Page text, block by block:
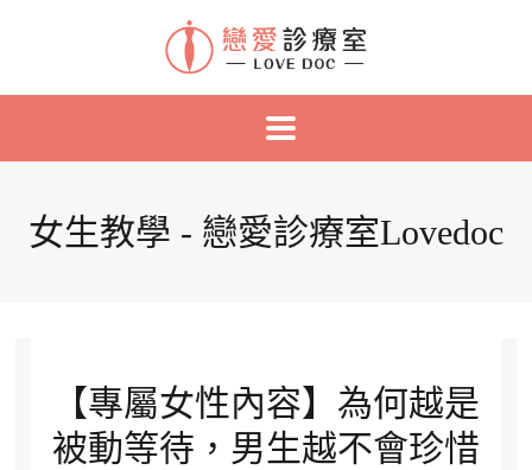
女生教學 - 戀愛診療室Lovedoc
【專屬女性內容】為何越是
被動等待，男生越不會珍惜